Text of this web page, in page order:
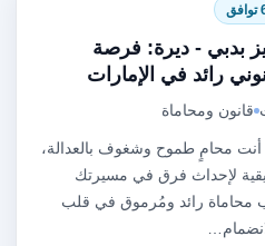
بدبي - ديرة: فرصة
رائد في الإمارات
قانون ومحاماة
محامٍ طموح وشغوف بالعدالة،
لإحداث فرق في مسيرتك
محاماة رائد ومُرموق في قلب